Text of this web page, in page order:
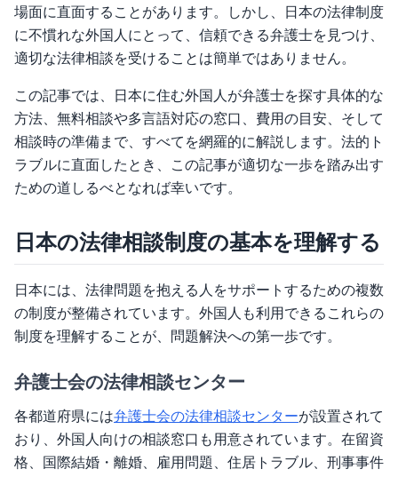
場面に直面することがあります。しかし、日本の法律制度
に不慣れな外国人にとって、信頼できる弁護士を見つけ、
適切な法律相談を受けることは簡単ではありません。
この記事では、日本に住む外国人が弁護士を探す具体的な
方法、無料相談や多言語対応の窓口、費用の目安、そして
相談時の準備まで、すべてを網羅的に解説します。法的ト
ラブルに直面したとき、この記事が適切な一歩を踏み出す
ための道しるべとなれば幸いです。
日本の法律相談制度の基本を理解する
日本には、法律問題を抱える人をサポートするための複数
の制度が整備されています。外国人も利用できるこれらの
制度を理解することが、問題解決への第一歩です。
弁護士会の法律相談センター
各都道府県には弁護士会の法律相談センターが設置されて
おり、外国人向けの相談窓口も用意されています。在留資
格、国際結婚・離婚、雇用問題、住居トラブル、刑事事件